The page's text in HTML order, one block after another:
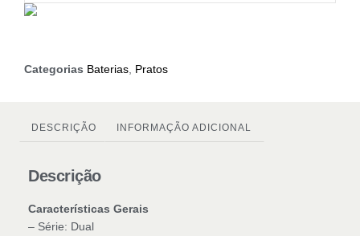
Categorias Baterias Pratos
DESCRIÇÃO INFORMAÇÃO ADICIONAL
Descrição
Características Gerais
– Série: Dual